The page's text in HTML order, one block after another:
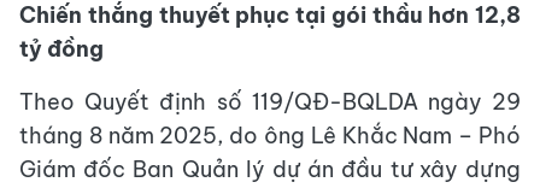
Chiến thắng thuyết phục tại gói thầu hơn 12,8
tỷ đồng
Theo Quyết định số 119/QĐ-BQLDA ngày 29
tháng 8 năm 2025, do ông Lê Khắc Nam – Phó
Giám đốc Ban Quản lý dự án đầu tư xây dựng